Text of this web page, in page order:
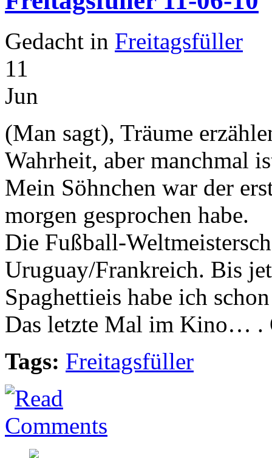
Gedacht in Freitagsfüller
11
Jun
(Man sagt), Träume
Wahrheit, aber manchmal
Mein Söhnchen war der
morgen gesprochen habe.
Die Fußball-
Uruguay/Frankreich. Bis
Spaghettieis habe ich
Das letzte Mal im Kino… .
Tags: Freitagsfüller